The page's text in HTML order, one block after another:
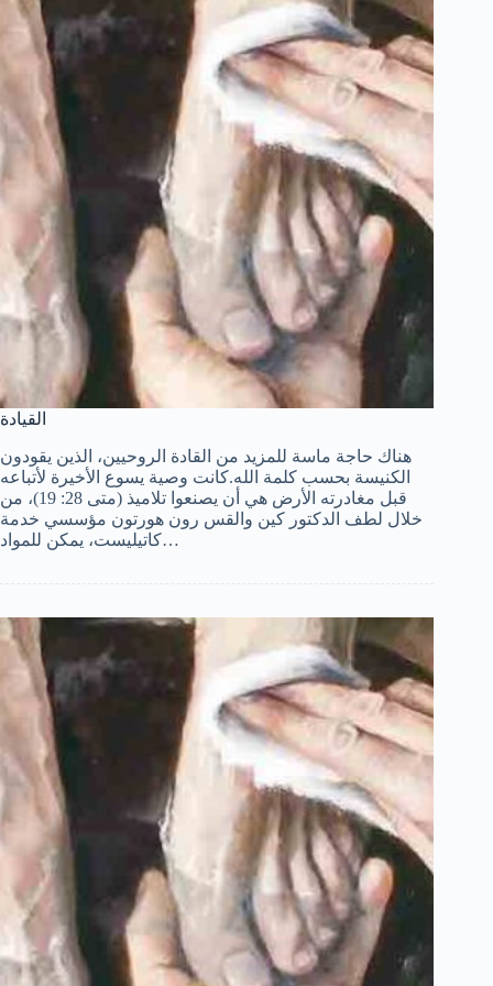
القيادة
هناك حاجة ماسة للمزيد من القادة الروحيين، الذين يقودون
الكنيسة بحسب كلمة الله.كانت وصية يسوع الأخيرة لأتباعه
قبل مغادرته الأرض هي أن يصنعوا تلاميذ (متى 28: 19)، من
خلال لطف الدكتور كين والقس رون هورتون مؤسسي خدمة
كاتيليست، يمكن للمواد…
Bahasa Indonesia
Italiano
日本語
ភាសាខ្មែរ
한국어
Bahasa Melayu
മലയാളം
Монгол
ဗမာစာ
سنڌي
සිංහල
Español de México
Tagalog
தமிழ்
ไทย
Tiếng Việt